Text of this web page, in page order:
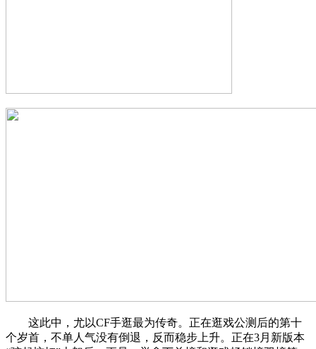
这此中，尤以CF手逛最为传奇。正在逛戏公测后的第十
个岁首，不单人气没有倒退，反而稳步上升。正在3月新版本